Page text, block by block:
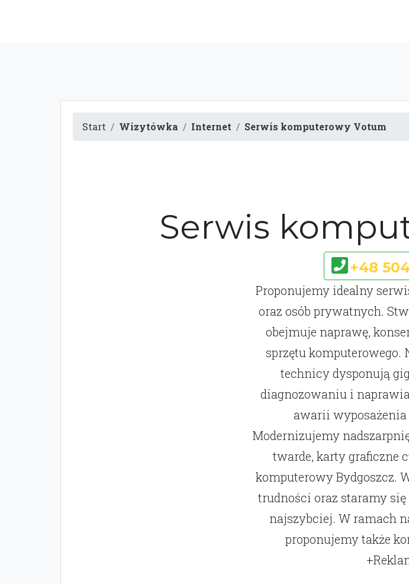
Start Wizytówka Internet Serwis komputerowy Votum
Serwis
+48
Proponujemy idealny
oraz osób prywatnych.
obejmuje naprawę,
sprzętu
technicy dysponują
diagnozowaniu i
awarii wyposażenia
Modernizujemy
twarde, karty graficzne
komputerowy Bydgoszcz.
trudności oraz staramy
najszybciej. W ramach
proponujemy także